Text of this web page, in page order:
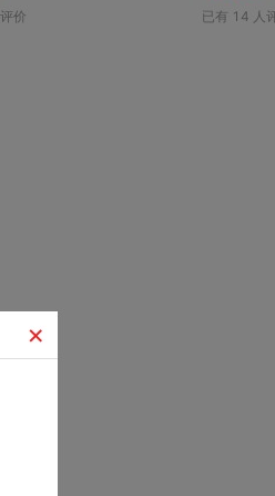
×
控肩键
价 已有 14 人